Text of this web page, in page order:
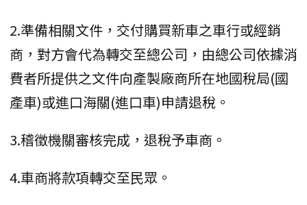
2.準備相關文件，交付購買新車之車行或經銷
商，對方會代為轉交至總公司，由總公司依據消
費者所提供之文件向產製廠商所在地國稅局(國
產車)或進口海關(進口車)申請退稅。
3.稽徵機關審核完成，退稅予車商。
4.車商將款項轉交至民眾。